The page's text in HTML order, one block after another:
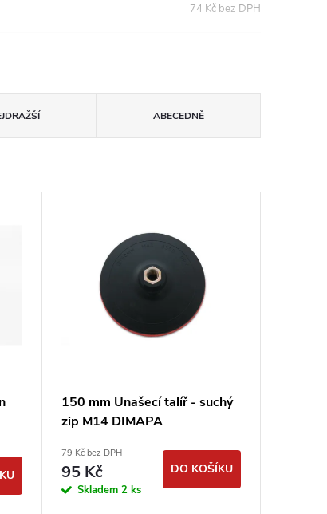
74 Kč bez DPH
ABECEDNĚ
150 mm Unašecí talíř - suchý
zip M14 DIMAPA
79 Kč bez DPH
95 Kč
Skladem 2 ks
DO KOŠÍKU